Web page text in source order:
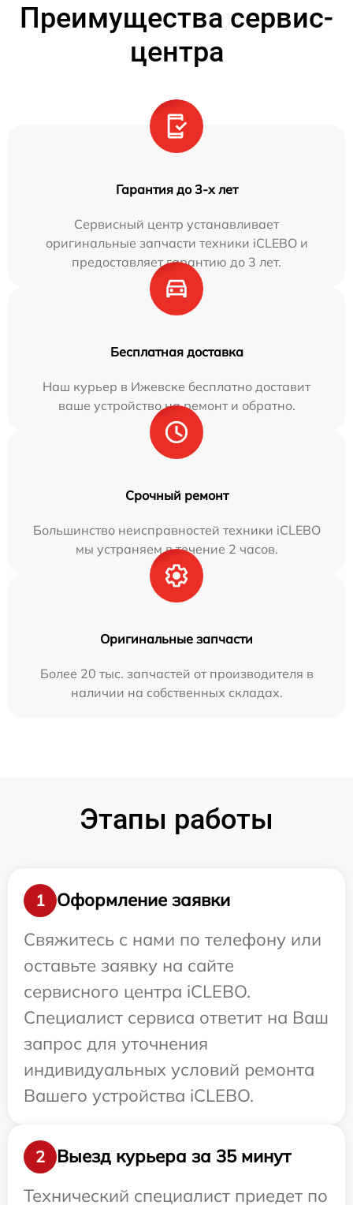
Преимущества сервис-
центра
Гарантия до 3-х лет
Сервисный центр устанавливает
оригинальные запчасти техники iCLEBO и
предоставляет гарантию до 3 лет.
Бесплатная доставка
Наш курьер в Ижевске бесплатно доставит
ваше устройство на ремонт и обратно.
Срочный ремонт
Большинство неисправностей техники iCLEBO
мы устраняем в течение 2 часов.
Оригинальные запчасти
Более 20 тыс. запчастей от производителя в
наличии на собственных складах.
Этапы работы
1
Оформление заявки
Свяжитесь с нами по телефону или
оставьте заявку на сайте
сервисного центра iCLEBO.
Специалист сервиса ответит на Ваш
запрос для уточнения
индивидуальных условий ремонта
Вашего устройства iCLEBO.
2
Выезд курьера за 35 минут
Технический специалист приедет по